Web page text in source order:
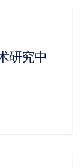
研究中